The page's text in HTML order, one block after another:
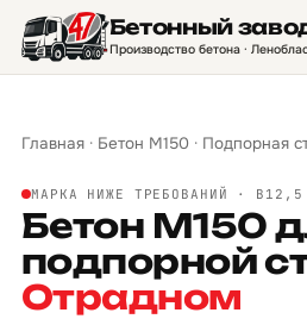
Бетонный
Производство бетона ·
Главная · Бетон М150 · Подпорная
МАРКА НИЖЕ ТРЕБОВАНИЙ ·
Бетон М150
подпорной
Отрадном